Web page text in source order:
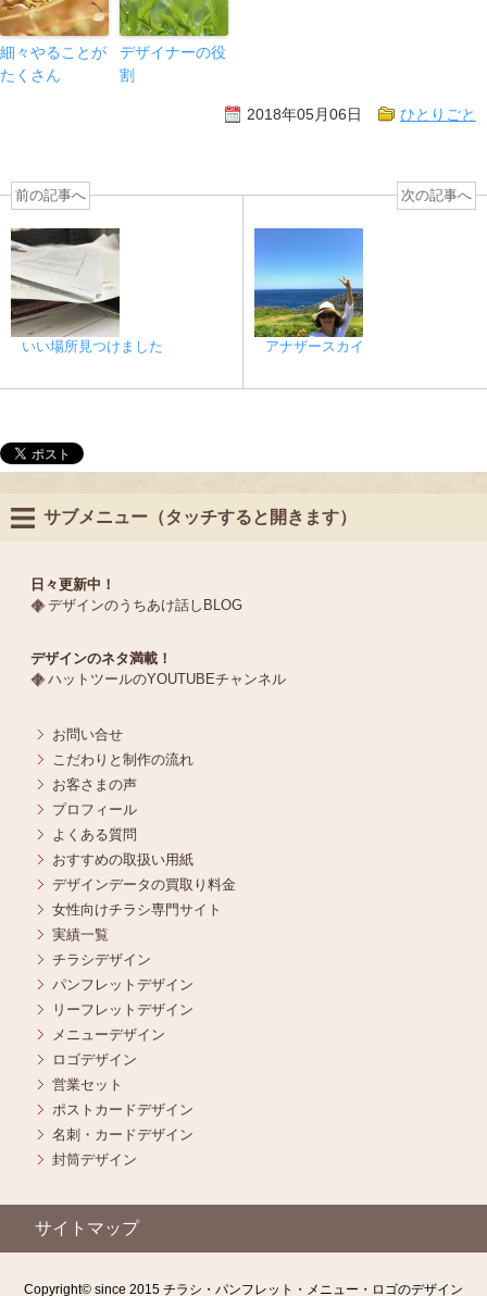
細々やることが
たくさん
デザイナーの役
割
2018年05月06日 ひとりごと
前の記事へ
いい場所見つけました
次の記事へ
アナザースカイ
サブメニュー（タッチすると開きます）
日々更新中！
デザインのうちあけ話しBLOG
デザインのネタ満載！
ハットツールのYOUTUBEチャンネル
お問い合せ
こだわりと制作の流れ
お客さまの声
プロフィール
よくある質問
おすすめの取扱い用紙
デザインデータの買取り料金
女性向けチラシ専門サイト
実績一覧
チラシデザイン
パンフレットデザイン
リーフレットデザイン
メニューデザイン
ロゴデザイン
営業セット
ポストカードデザイン
名刺・カードデザイン
封筒デザイン
サイトマップ
Copyright© since 2015 チラシ・パンフレット・メニュー・ロゴのデザイン